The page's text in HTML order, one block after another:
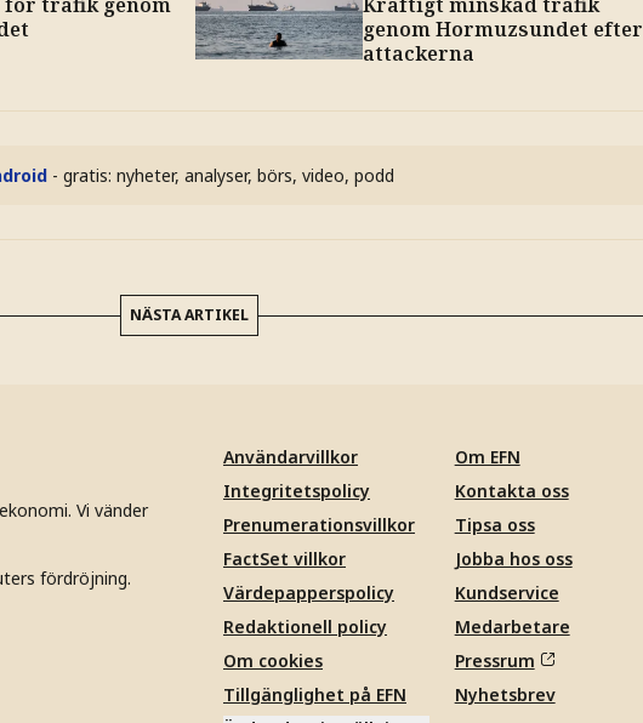
genom Hormuzsundet efter
attackerna
- gratis: nyheter, analyser, börs, video, podd
NÄSTA ARTIKEL
Vi vänder
fördröjning.
Användarvillkor
Integritetspolicy
Prenumerationsvillkor
FactSet villkor
Värdepapperspolicy
Redaktionell policy
Om cookies
Tillgänglighet på EFN
Om EFN
Kontakta oss
Tipsa oss
Jobba hos oss
Kundservice
Medarbetare
Pressrum
Nyhetsbrev